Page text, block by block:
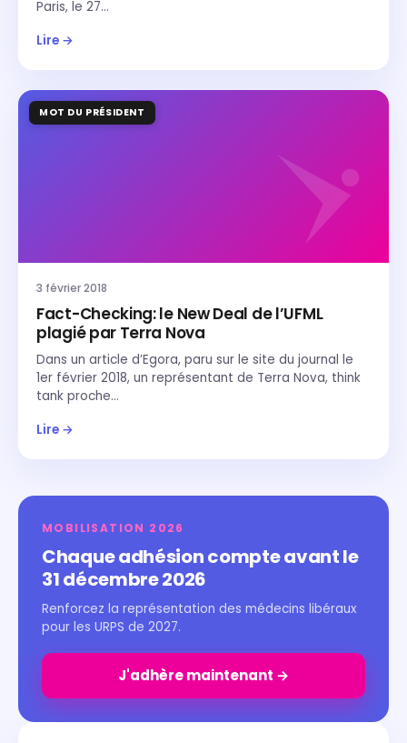
Paris, le 27…
Lire →
MOT DU PRÉSIDENT
3 février 2018
Fact-Checking: le New Deal de l’UFML
plagié par Terra Nova
Dans un article d’Egora, paru sur le site du journal le
1er février 2018, un représentant de Terra Nova, think
tank proche…
Lire →
MOBILISATION 2026
Chaque adhésion compte avant le
31 décembre 2026
Renforcez la représentation des médecins libéraux
pour les URPS de 2027.
J'adhère maintenant →